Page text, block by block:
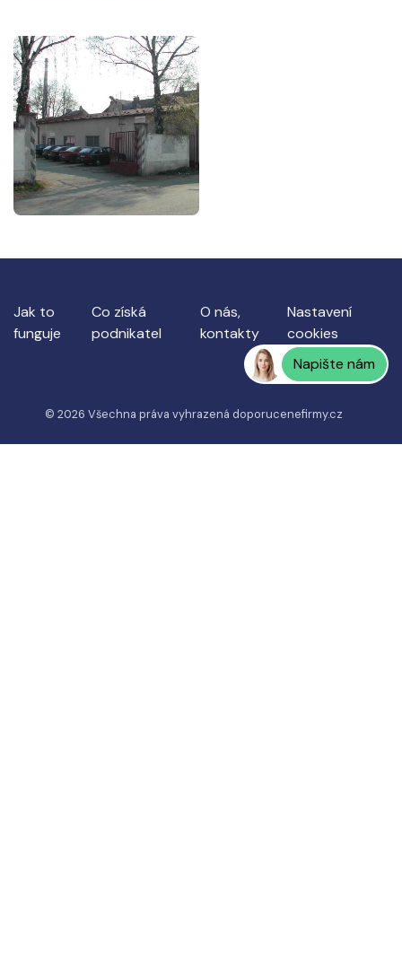
Jak to
funguje
Co získá
podnikatel
O nás,
kontakty
Nastavení
cookies
Napište nám
© 2026 Všechna práva vyhrazená doporucenefirmy.cz